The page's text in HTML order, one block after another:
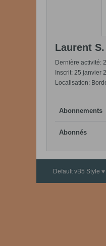
Laurent S.
Dernière activité:
Inscrit: 25 janvier
Localisation:
Abonnements
Abonnés
Default vB5 Style